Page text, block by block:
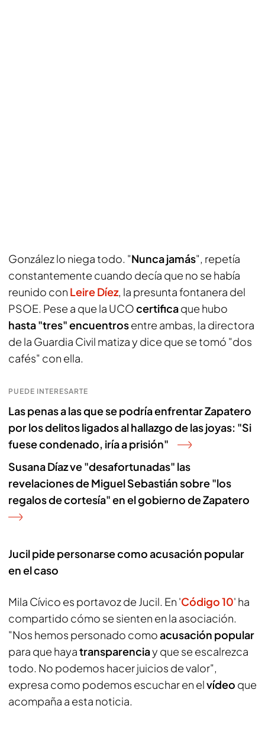
González lo niega todo. "Nunca jamás", repetía
constantemente cuando decía que no se había
reunido con Leire Díez, la presunta fontanera del
PSOE. Pese a que la UCOcertificaque hubo
hasta "tres" encuentrosentre ambas, la directora
de la Guardia Civil matiza y dice que se tomó "dos
cafés" con ella.
PUEDE INTERESARTE
Las penas a las que se podría enfrentar Zapatero
por los delitos ligados al hallazgo de las joyas: "Si
fuese condenado, iría a prisión"
Susana Díaz ve "desafortunadas" las
revelaciones de Miguel Sebastián sobre "los
regalos de cortesía" en el gobierno de Zapatero
Jucil pide personarse como acusación popular
en el caso
Mila Cívico es portavoz de Jucil. En 'Código 10' ha
compartido cómo se sienten en la asociación.
"Nos hemos personado comoacusación popular
para que hayatransparenciay que se escalrezca
todo. No podemos hacer juicios de valor",
expresa como podemos escuchar en elvídeo que
acompaña a esta noticia.